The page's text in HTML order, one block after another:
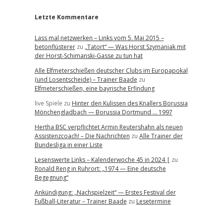
Letzte Kommentare
Lass mal netzwerken – Links vom 5. Mai 2015 –
betonflüstererzu „Tatort“ — Was Horst Szymaniak mit
der Horst-Schimanski-Gasse zu tun hat
Alle Elfmeterschießen deutscher Clubs im Europapokal
(und Losentscheide) – Trainer Baade zu
Elfmeterschießen, eine bayrische Erfindung
live Spiele zu Hinter den Kulissen des Knallers Borussia
Mönchengladbach — Borussia Dortmund … 1997
Hertha BSC verpflichtet Armin Reutershahn als neuen
Assistenzcoach! – Die Nachrichten zu Alle Trainer der
Bundesliga in einer Liste
Lesenswerte Links – Kalenderwoche 45 in 2024 | zu
Ronald Reng in Ruhrort: „1974 — Eine deutsche
Begegnung“
Ankündigung: „Nachspielzeit“ — Erstes Festival der
Fußball-Literatur – Trainer Baade zu Lesetermine